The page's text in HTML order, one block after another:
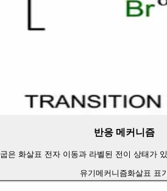
반응 메커니즘
굽은 화살표 전자 이동과 라벨된 전이 상태가
유기메커니즘화살표 표